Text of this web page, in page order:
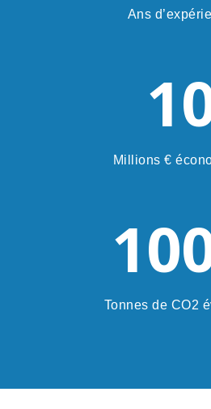
Ans
Millions €
Tonnes de CO2